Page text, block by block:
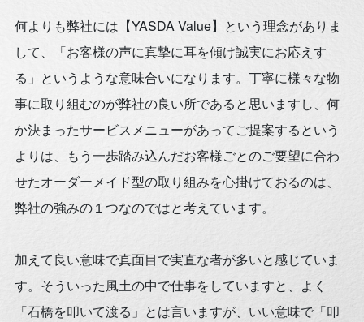
何よりも弊社には【YASDA Value】という理念がありま
して、「お客様の声に真摯に耳を傾け誠実にお応えす
る」というような意味合いになります。丁寧に様々な物
事に取り組むのが弊社の良い所であると思いますし、何
か決まったサービスメニューがあってご提案するという
よりは、もう一歩踏み込んだお客様ごとのご要望に合わ
せたオーダーメイド型の取り組みを心掛けておるのは、
弊社の強みの１つなのではと考えています。
加えて良い意味で真面目で実直な者が多いと感じていま
す。そういった風土の中で仕事をしていますと、よく
「石橋を叩いて渡る」とは言いますが、いい意味で「叩